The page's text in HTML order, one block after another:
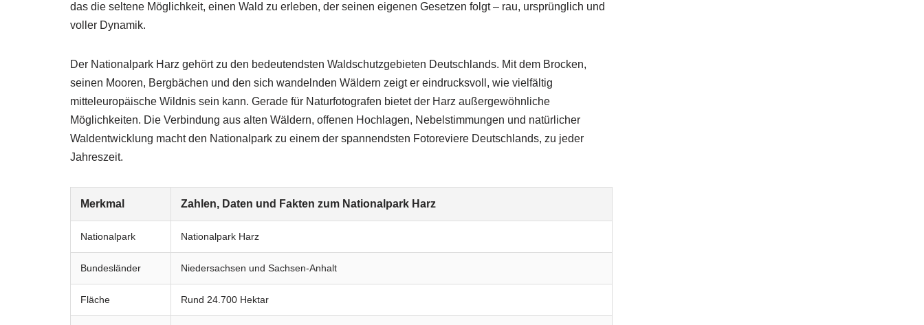
das die seltene Möglichkeit, einen Wald zu erleben, der seinen eigenen Gesetzen folgt – rau, ursprünglich und
voller Dynamik.
Der Nationalpark Harz gehört zu den bedeutendsten Waldschutzgebieten Deutschlands. Mit dem Brocken,
seinen Mooren, Bergbächen und den sich wandelnden Wäldern zeigt er eindrucksvoll, wie vielfältig
mitteleuropäische Wildnis sein kann. Gerade für Naturfotografen bietet der Harz außergewöhnliche
Möglichkeiten. Die Verbindung aus alten Wäldern, offenen Hochlagen, Nebelstimmungen und natürlicher
Waldentwicklung macht den Nationalpark zu einem der spannendsten Fotoreviere Deutschlands, zu jeder
Jahreszeit.
Merkmal Zahlen, Daten und Fakten zum Nationalpark Harz
Nationalpark Nationalpark Harz
Bundesländer Niedersachsen und Sachsen-Anhalt
Fläche Rund 24.700 Hektar